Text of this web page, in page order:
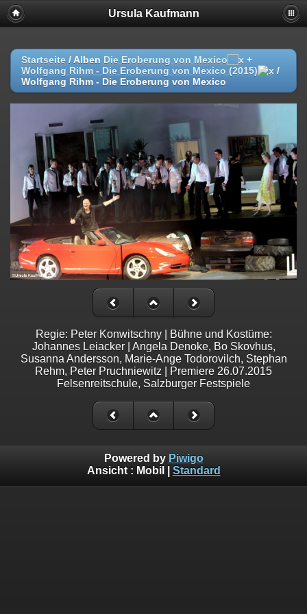
Ursula Kaufmann
Startseite / Alben Die Eroberung von Mexico
+
Wolfgang Rihm - Die Eroberung von Mexico (2015)
/
Wolfgang Rihm - Die Eroberung von Mexico
Regie: Peter Konwitschny | Bühne und Kostüme:
Johannes Leiacker | Angela Denoke, Bo Skovhus,
Susanna Andersson, Marie-Ange Todorovilch, Stephan
Rehm, Peter Pruchniewitz | Premiere 26.07.2015
Felsenreitschule, Salzburger Festspiele
Powered by Piwigo
Ansicht : Mobil Standard